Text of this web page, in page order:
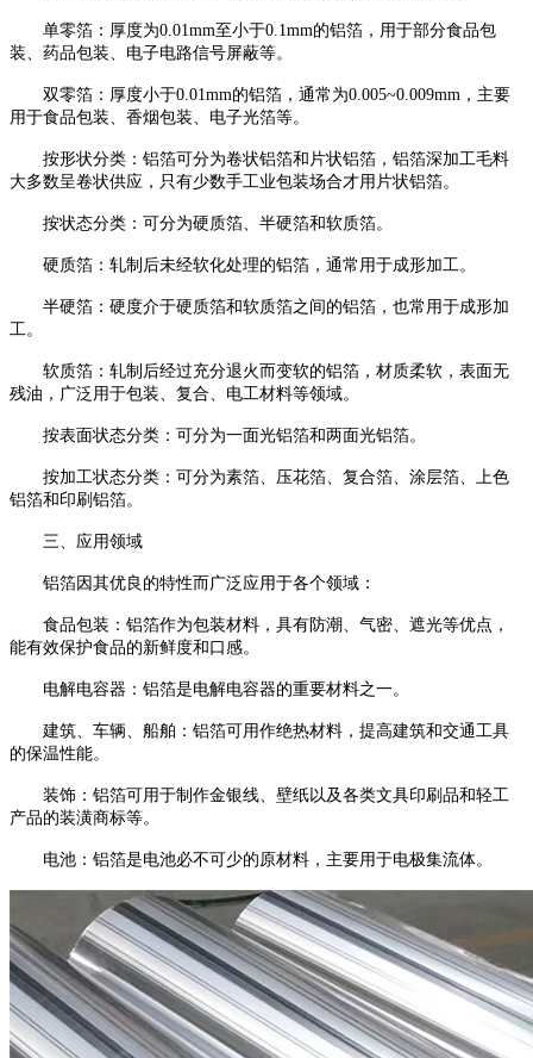
单零箔：厚度为0.01mm至小于0.1mm的铝箔，用于部分食品包
装、药品包装、电子电路信号屏蔽等。
双零箔：厚度小于0.01mm的铝箔，通常为0.005~0.009mm，主要
用于食品包装、香烟包装、电子光箔等。
按形状分类：铝箔可分为卷状铝箔和片状铝箔，铝箔深加工毛料
大多数呈卷状供应，只有少数手工业包装场合才用片状铝箔。
按状态分类：可分为硬质箔、半硬箔和软质箔。
硬质箔：轧制后未经软化处理的铝箔，通常用于成形加工。
半硬箔：硬度介于硬质箔和软质箔之间的铝箔，也常用于成形加
工。
软质箔：轧制后经过充分退火而变软的铝箔，材质柔软，表面无
残油，广泛用于包装、复合、电工材料等领域。
按表面状态分类：可分为一面光铝箔和两面光铝箔。
按加工状态分类：可分为素箔、压花箔、复合箔、涂层箔、上色
铝箔和印刷铝箔。
三、应用领域
铝箔因其优良的特性而广泛应用于各个领域：
食品包装：铝箔作为包装材料，具有防潮、气密、遮光等优点，
能有效保护食品的新鲜度和口感。
电解电容器：铝箔是电解电容器的重要材料之一。
建筑、车辆、船舶：铝箔可用作绝热材料，提高建筑和交通工具
的保温性能。
装饰：铝箔可用于制作金银线、壁纸以及各类文具印刷品和轻工
产品的装潢商标等。
电池：铝箔是电池必不可少的原材料，主要用于电极集流体。